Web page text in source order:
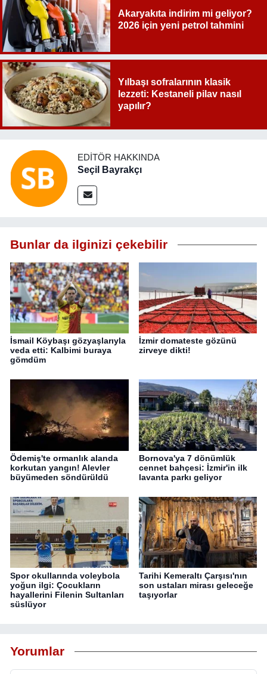
Akaryakıta indirim mi geliyor?
2026 için yeni petrol tahmini
Yılbaşı sofralarının klasik
lezzeti: Kestaneli pilav nasıl
yapılır?
EDITÖR HAKKINDA
Seçil Bayrakçı
Bunlar da ilginizi çekebilir
İsmail Köybaşı gözyaşlarıyla
veda etti: Kalbimi buraya
gömdüm
İzmir domateste gözünü
zirveye dikti!
Ödemiş'te ormanlık alanda
korkutan yangın! Alevler
büyümeden söndürüldü
Bornova'ya 7 dönümlük
cennet bahçesi: İzmir'in ilk
lavanta parkı geliyor
Spor okullarında voleybola
yoğun ilgi: Çocukların
hayallerini Filenin Sultanları
süslüyor
Tarihi Kemeraltı Çarşısı'nın
son ustaları mirası geleceğe
taşıyorlar
Yorumlar